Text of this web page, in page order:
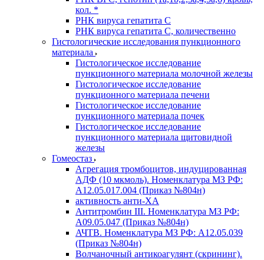
кол. *
РНК вируса гепатита C
РНК вируса гепатита C, количественно
Гистологические исследования пункционного
материала
Гистологическое исследование
пункционного материала молочной железы
Гистологическое исследование
пункционного материала печени
Гистологическое исследование
пункционного материала почек
Гистологическое исследование
пункционного материала щитовидной
железы
Гомеостаз
Агрегация тромбоцитов, индуцированная
АДФ (10 мкмоль). Номенклатура МЗ РФ:
A12.05.017.004 (Приказ №804н)
активность анти-ХА
Антитромбин III. Номенклатура МЗ РФ:
A09.05.047 (Приказ №804н)
АЧТВ. Номенклатура МЗ РФ: A12.05.039
(Приказ №804н)
Волчаночный антикоагулянт (скрининг).